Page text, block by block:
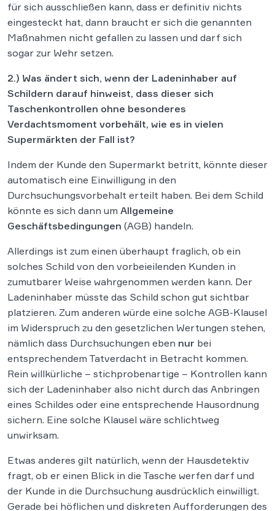
für sich ausschließen kann, dass er definitiv nichts
eingesteckt hat, dann braucht er sich die genannten
Maßnahmen nicht gefallen zu lassen und darf sich
sogar zur Wehr setzen.
2.) Was ändert sich, wenn der Ladeninhaber auf
Schildern darauf hinweist, dass dieser sich
Taschenkontrollen ohne besonderes
Verdachtsmoment vorbehält, wie es in vielen
Supermärkten der Fall ist?
Indem der Kunde den Supermarkt betritt, könnte dieser
automatisch eine Einwilligung in den
Durchsuchungsvorbehalt erteilt haben. Bei dem Schild
könnte es sich dann um Allgemeine
Geschäftsbedingungen (AGB) handeln.
Allerdings ist zum einen überhaupt fraglich, ob ein
solches Schild von den vorbeieilenden Kunden in
zumutbarer Weise wahrgenommen werden kann. Der
Ladeninhaber müsste das Schild schon gut sichtbar
platzieren. Zum anderen würde eine solche AGB-Klausel
im Widerspruch zu den gesetzlichen Wertungen stehen,
nämlich dass Durchsuchungen eben nur bei
entsprechendem Tatverdacht in Betracht kommen.
Rein willkürliche – stichprobenartige – Kontrollen kann
sich der Ladeninhaber also nicht durch das Anbringen
eines Schildes oder eine entsprechende Hausordnung
sichern. Eine solche Klausel wäre schlichtweg
unwirksam.
Etwas anderes gilt natürlich, wenn der Hausdetektiv
fragt, ob er einen Blick in die Tasche werfen darf und
der Kunde in die Durchsuchung ausdrücklich einwilligt.
Gerade bei höflichen und diskreten Aufforderungen des